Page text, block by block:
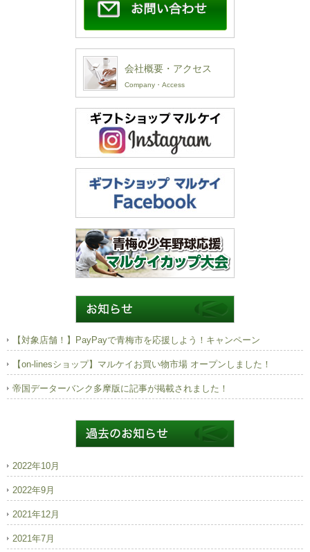
会社概要・アクセス
Company・Access
【対象店舗！】PayPayで青梅市を応援しよう！キャンペーン
【on-linesショップ】マルケイお買い物市場 オープンしました！
帝国データーバンク多摩版に記事が掲載されました！
2022年10月
2022年9月
2021年12月
2021年7月